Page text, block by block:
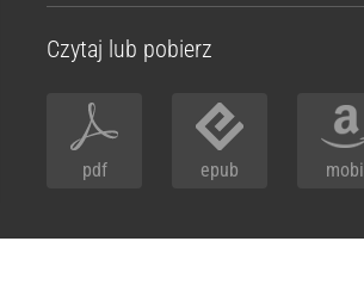
Czytaj lub pobierz
pdf epub mobi